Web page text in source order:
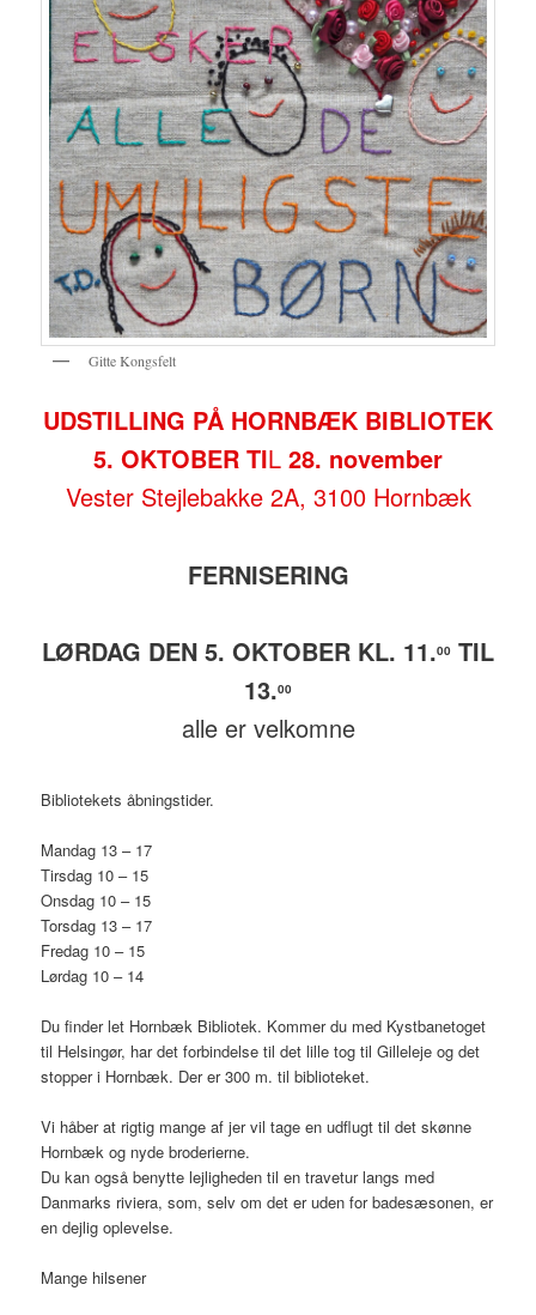
Gitte Kongsfelt
UDSTILLING PÅ HORNBÆK BIBLIOTEK
5. OKTOBER TIL 28. november
Vester Stejlebakke 2A, 3100 Hornbæk
FERNISERING
LØRDAG DEN 5. OKTOBER KL. 11.00 TIL
13.00
alle er velkomne
Bibliotekets åbningstider.
Mandag 13 – 17
Tirsdag 10 – 15
Onsdag 10 – 15
Torsdag 13 – 17
Fredag 10 – 15
Lørdag 10 – 14
Du finder let Hornbæk Bibliotek. Kommer du med Kystbanetoget
til Helsingør, har det forbindelse til det lille tog til Gilleleje og det
stopper i Hornbæk. Der er 300 m. til biblioteket.
Vi håber at rigtig mange af jer vil tage en udflugt til det skønne
Hornbæk og nyde broderierne.
Du kan også benytte lejligheden til en travetur langs med
Danmarks riviera, som, selv om det er uden for badesæsonen, er
en dejlig oplevelse.
Mange hilsener